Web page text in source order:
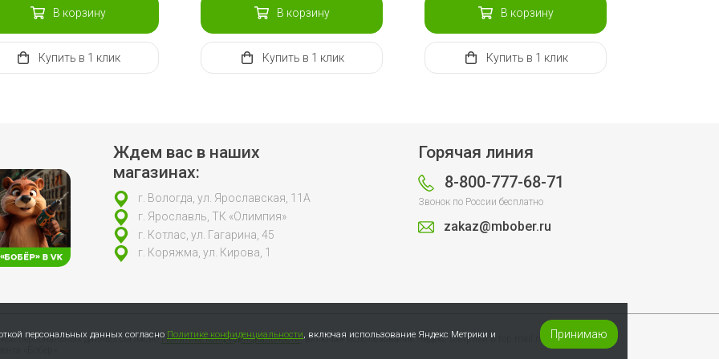
В корзину
Купить в 1 клик
В корзину
Купить в 1 клик
В корзину
Купить в 1 клик
персональных данных согласно Политике конфиденциальности, включая использование Яндекс Метрики и
Принимаю
Горячая линия
8-800-777-68-71
Звонок по России бесплатно
zakaz@mbober.ru
Ждем вас в наших
магазинах:
г. Вологда, ул. Ярославская, 11А
г. Ярославль, ТК «Олимпия»
г. Котлас, ул. Гагарина, 45
г. Коряжма, ул. Кирова, 1
персональных данных согласноПолитике конфиденциальности, включая использование Яндекс Метрики и top.mail.ru.
«Бобёр»